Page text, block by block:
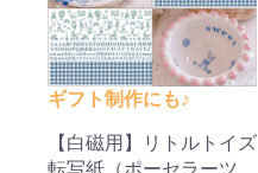
ギフト制作にも♪
【白磁用】リトルトイズ